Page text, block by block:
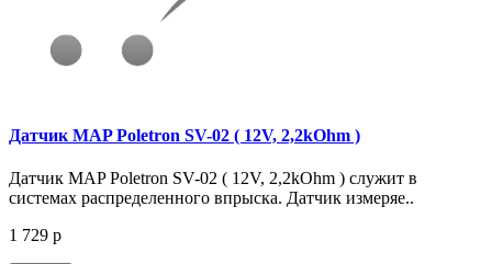
Датчик MAP Poletron SV-02 ( 12V, 2,2kOhm )
Датчик MAP Poletron SV-02 ( 12V, 2,2kOhm ) служит в
системах распределенного впрыска. Датчик измеряе..
1 729 р